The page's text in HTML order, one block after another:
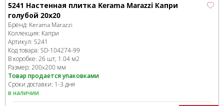
5241 Настенная плитка Kerama Marazzi Капри
голубой 20x20
Бренд: Kerama Marazzi
Коллекция: Капри
Артикул: 5241
Код товара: SD-104274-99
В коробке: 26 шт, 1.04 м2
Размер: 200x200 мм
Товар продается упаковками
Сроки доставки: 1-3 дня
в наличии